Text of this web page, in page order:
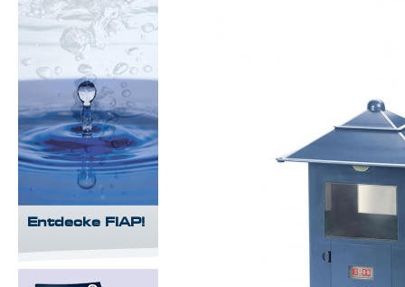
Entdecke FIAP!